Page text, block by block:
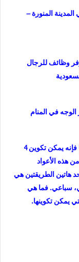
المنورة –
وظائف للرجال
في المنام
إذا كان لدينا 20 عودًا متشابهًا فإنه يمكن تكوين 4
هذه الأعواد
هاتين الطريقتين هي
سباعي. فما هي
يمكن تكوينها.